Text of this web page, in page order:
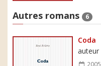
Autres romans 6
Coda
auteur
2005